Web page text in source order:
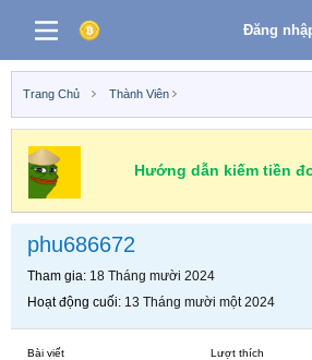
Đăng
Trang Chủ Thành Viên
Hướng dẫn kiếm tiền
phu686672
Tham gia 18 Tháng mười 2024
Hoạt động cuối 13 Tháng mười một 2024
Bài viết Lượt thích